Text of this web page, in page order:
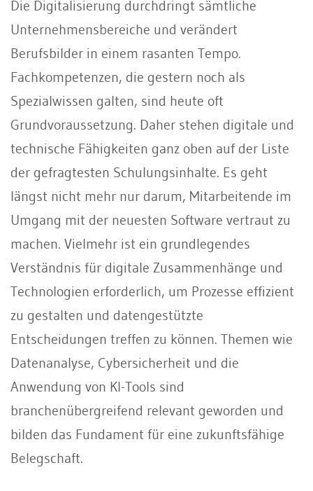
Die Digitalisierung durchdringt sämtliche
Unternehmensbereiche und verändert
Berufsbilder in einem rasanten Tempo.
Fachkompetenzen, die gestern noch als
Spezialwissen galten, sind heute oft
Grundvoraussetzung. Daher stehen digitale und
technische Fähigkeiten ganz oben auf der Liste
der gefragtesten Schulungsinhalte. Es geht
längst nicht mehr nur darum, Mitarbeitende im
Umgang mit der neuesten Software vertraut zu
machen. Vielmehr ist ein grundlegendes
Verständnis für digitale Zusammenhänge und
Technologien erforderlich, um Prozesse effizient
zu gestalten und datengestützte
Entscheidungen treffen zu können. Themen wie
Datenanalyse, Cybersicherheit und die
Anwendung von KI-Tools sind
branchenübergreifend relevant geworden und
bilden das Fundament für eine zukunftsfähige
Belegschaft.